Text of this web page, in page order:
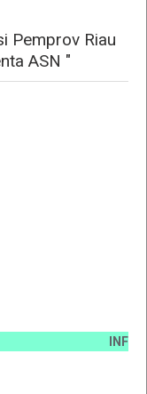
Pemprov Riau
ASN "
INFO